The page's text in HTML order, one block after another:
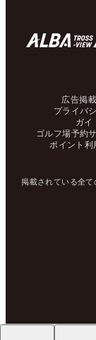
広告掲
プライバ
ガイ
ゴルフ場予約
ポイント利
掲載されている全